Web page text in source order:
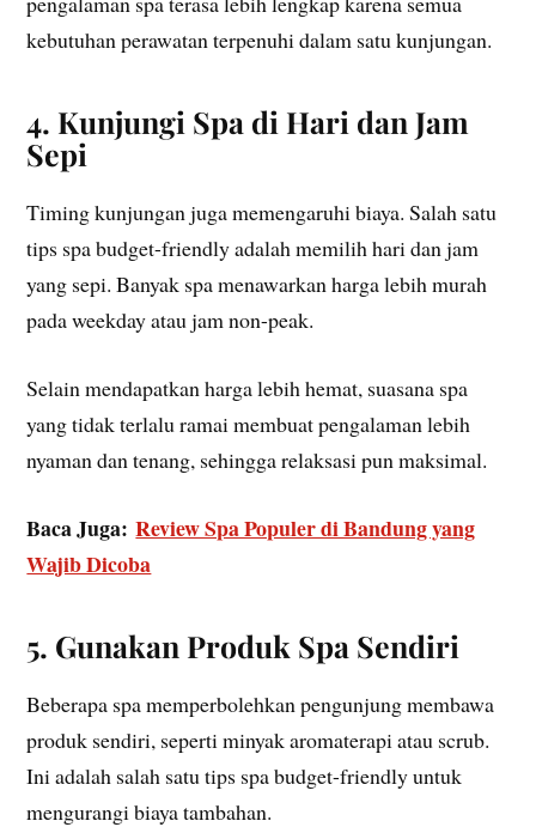
kebutuhan perawatan terpenuhi dalam satu kunjungan.
4. Kunjungi Spa di Hari dan Jam
Sepi
Timing kunjungan juga memengaruhi biaya. Salah satu
tips spa budget-friendly adalah memilih hari dan jam
yang sepi. Banyak spa menawarkan harga lebih murah
pada weekday atau jam non-peak.
Selain mendapatkan harga lebih hemat, suasana spa
yang tidak terlalu ramai membuat pengalaman lebih
nyaman dan tenang, sehingga relaksasi pun maksimal.
Baca Juga:Review Spa Populer di Bandung yang
Wajib Dicoba
5. Gunakan Produk Spa Sendiri
Beberapa spa memperbolehkan pengunjung membawa
produk sendiri, seperti minyak aromaterapi atau scrub.
Ini adalah salah satu tips spa budget-friendly untuk
mengurangi biaya tambahan.